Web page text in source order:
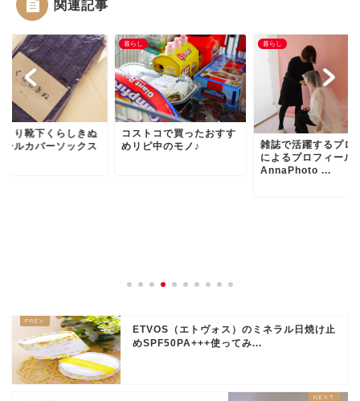
関連記事
とり靴下くらしきぬ
ールカバーソックス
暮らし
コストコで買ったおすす
めリピ中のモノ♪
暮らし
雑誌で活躍するプロ
によるプロフィール
AnnaPhoto ...
ETVOS（エトヴォス）のミネラル日焼け止
めSPF50PA+++使ってみ...